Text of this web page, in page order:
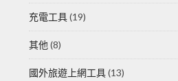
充電工具(19)
其他 (8)
國外旅遊上網工具(13)